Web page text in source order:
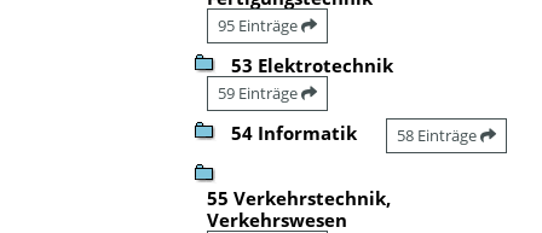
95 Einträge
53 Elektrotechnik
59 Einträge
54 Informatik 58 Einträge
55 Verkehrstechnik,
Verkehrswesen